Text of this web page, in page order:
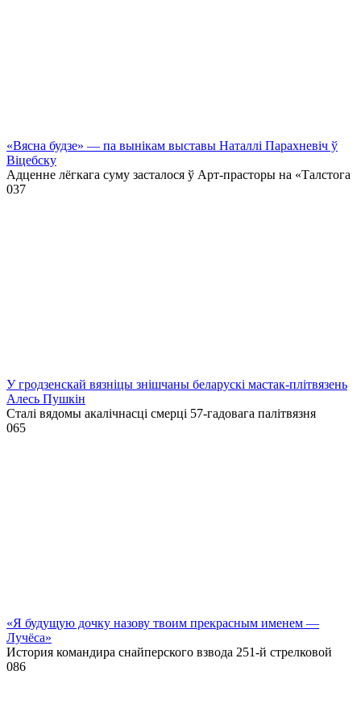
«Вясна будзе» — па вынікам выставы Наталлі Парахневіч ў
Віцебску
Адценне лёгкага суму засталося ў Арт-прасторы на «Талстога
037
У гродзенскай вязніцы знішчаны беларускі мастак-плітвязень
Алесь Пушкін
Сталі вядомы акалічнасці смерці 57-гадовага палітвязня
065
«Я будущую дочку назову твоим прекрасным именем —
Лучёса»
История командира снайперского взвода 251-й стрелковой
086